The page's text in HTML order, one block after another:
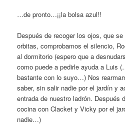
…de pronto…¡¡la bolsa azul!!
Después de recoger los ojos, que
orbitas, comprobamos el silencio,
al dormitorio (espero que a
como puede a pedirle ayuda a Luis
bastante con lo suyo…) Nos
saber, sin salir nadie por el jardín y
entrada de nuestro ladrón. Después
cocina con Clacket y Vicky por el
nadie…)